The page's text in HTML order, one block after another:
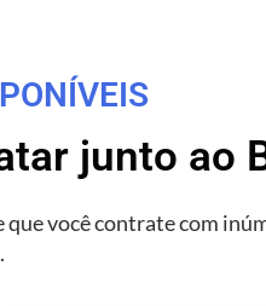
junto ao
você contrate com